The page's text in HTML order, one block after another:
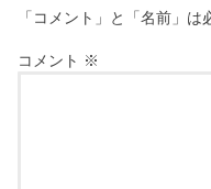
「コメント」と「名前」は
コメント ※